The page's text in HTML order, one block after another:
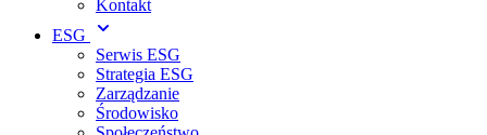
Kontakt
ESG
Serwis ESG
Strategia ESG
Zarządzanie
Środowisko